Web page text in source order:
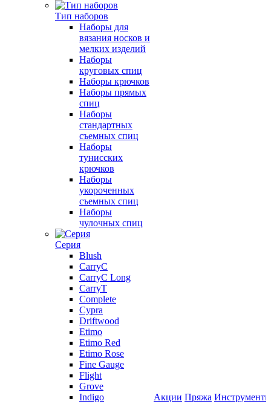
Тип наборов
Наборы для
вязания носков и
мелких изделий
Наборы
круговых спиц
Наборы крючков
Наборы прямых
спиц
Наборы
стандартных
съемных спиц
Наборы
тунисских
крючков
Наборы
укороченных
съемных спиц
Наборы
чулочных спиц
Серия
Blush
CarryC
CarryC Long
CarryT
Complete
Cypra
Driftwood
Etimo
Etimo Red
Etimo Rose
Fine Gauge
Flight
Grove
Indigo
Акции Пряжа Инструменты